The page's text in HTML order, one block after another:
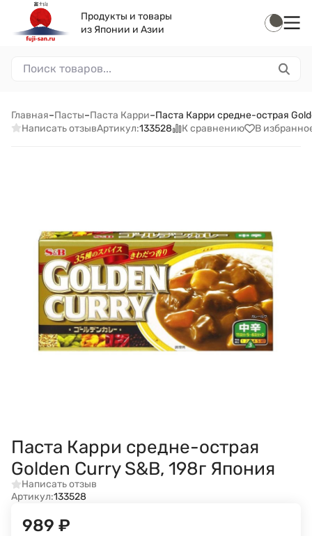
Продукты и товары
из Японии и Азии
Главная–Пасты–Паста Карри–Паста Карри средне-острая
Написать отзывАртикул:133528 К сравнению В
Паста Карри средне-острая
Golden Curry S&B, 198г Япония
Написать отзыв
Артикул:133528
989 ₽